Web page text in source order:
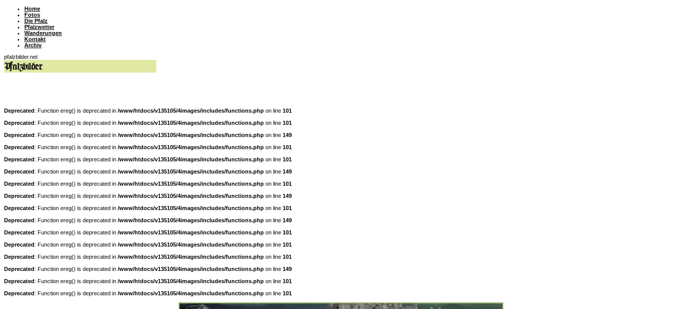
Home
Fotos
Die Pfalz
Pfalzwetter
Wanderungen
Kontakt
Archiv
pfalzbilder.net
Deprecated : Function ereg() is deprecated in /www/htdocs/v135105/4images/includes/functions.php on line 101
Deprecated : Function ereg() is deprecated in /www/htdocs/v135105/4images/includes/functions.php on line 101
Deprecated : Function ereg() is deprecated in /www/htdocs/v135105/4images/includes/functions.php on line 149
Deprecated : Function ereg() is deprecated in /www/htdocs/v135105/4images/includes/functions.php on line 101
Deprecated : Function ereg() is deprecated in /www/htdocs/v135105/4images/includes/functions.php on line 101
Deprecated : Function ereg() is deprecated in /www/htdocs/v135105/4images/includes/functions.php on line 149
Deprecated : Function ereg() is deprecated in /www/htdocs/v135105/4images/includes/functions.php on line 101
Deprecated : Function ereg() is deprecated in /www/htdocs/v135105/4images/includes/functions.php on line 149
Deprecated : Function ereg() is deprecated in /www/htdocs/v135105/4images/includes/functions.php on line 101
Deprecated : Function ereg() is deprecated in /www/htdocs/v135105/4images/includes/functions.php on line 149
Deprecated : Function ereg() is deprecated in /www/htdocs/v135105/4images/includes/functions.php on line 101
Deprecated : Function ereg() is deprecated in /www/htdocs/v135105/4images/includes/functions.php on line 101
Deprecated : Function ereg() is deprecated in /www/htdocs/v135105/4images/includes/functions.php on line 101
Deprecated : Function ereg() is deprecated in /www/htdocs/v135105/4images/includes/functions.php on line 149
Deprecated : Function ereg() is deprecated in /www/htdocs/v135105/4images/includes/functions.php on line 101
Deprecated : Function ereg() is deprecated in /www/htdocs/v135105/4images/includes/functions.php on line 101